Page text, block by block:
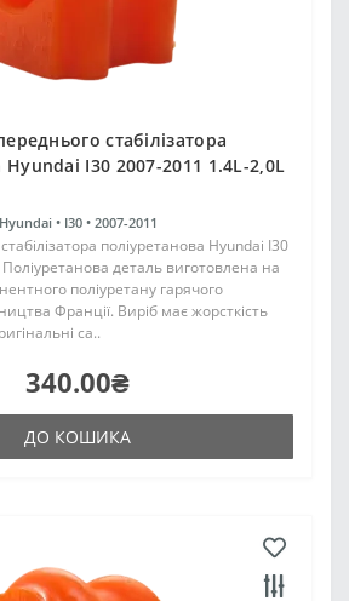
стабілізатора
Hyundai I30 2007-2011 1.4L-2,0L
Hyundai • I30 • 2007-2011
поліуретанова Hyundai I30
деталь виготовлена на
поліуретану гарячого
Франції. Виріб має жорсткість
са..
340.00₴
ДО КОШИКА